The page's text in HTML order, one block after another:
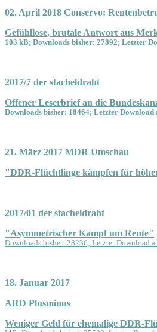
02. April 2018 Conservo:
Gefühllose, brutale Antwort aus
103 kB; Downloads bisher: 27892; Letzter
2017/7 der stacheldraht
Offener Leserbrief an die
Downloads bisher: 18464; Letzter Download
21. März 2017 MDR Umschau
"DDR-Flüchtlinge kämpfen für
2017/01 der stacheldraht
"Asymmetrischer Kampf um Rente"
Downloads bisher: 28236; Letzter Download
18. Januar 2017
ARD Plusminus
Weniger Geld für ehemalige DDR-